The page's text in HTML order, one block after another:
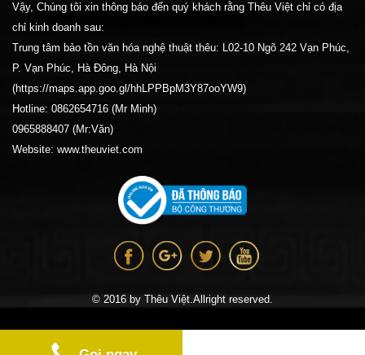
Vậy, Chúng tôi xin thông báo đến quý khách rằng Thêu Việt chỉ có địa
chỉ kinh doanh sau:
Trung tâm bảo tồn văn hóa nghệ thuật thêu: L02-10 Ngõ 242 Vạn Phúc,
P. Vạn Phúc, Hà Đông, Hà Nội
(https://maps.app.goo.gl/hhLPPBpM3Y87ooYW9)
Hotline: 0862654716 (Mr Minh)
0965888407 (Mr:Văn)
Website: www.theuviet.com
© 2016 by Thêu Việt.Allright reserved.